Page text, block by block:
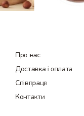
Про нас
Доставка і оплата
Співпраця
Контакти